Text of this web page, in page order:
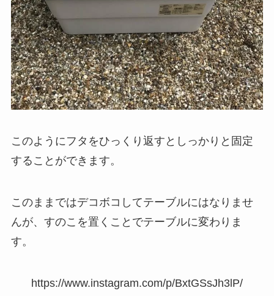
このようにフタをひっくり返すとしっかりと固定
することができます。
このままではデコボコしてテーブルにはなりませ
んが、すのこを置くことでテーブルに変わりま
す。
https://www.instagram.com/p/BxtGSsJh3lP/